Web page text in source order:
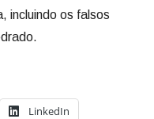
incluindo os falsos
LinkedIn